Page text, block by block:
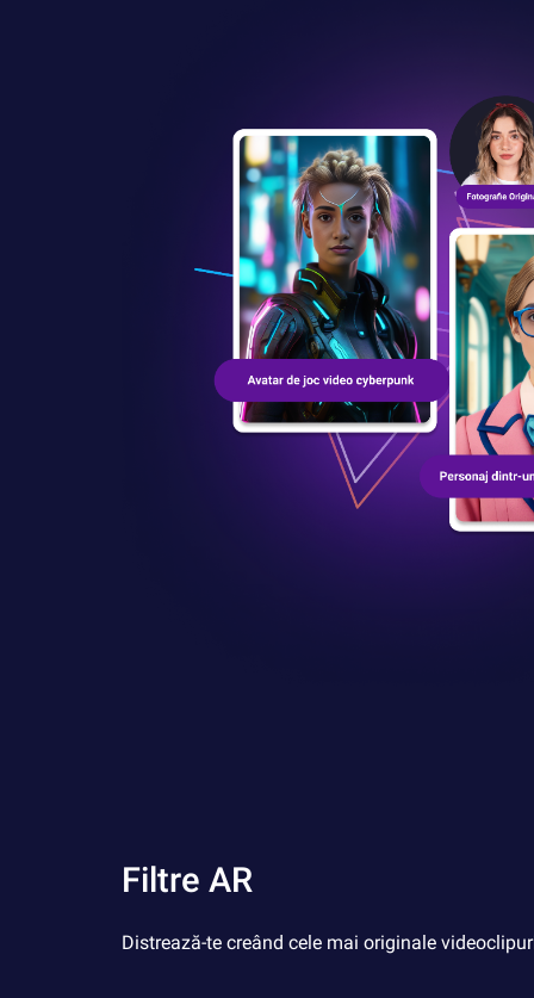
Filtre AR
Distrează-te creând cele mai originale